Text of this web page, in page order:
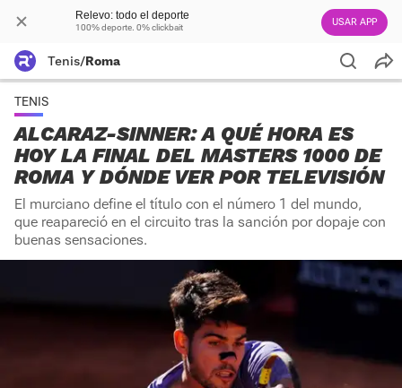
Relevo: todo el deporte
100% deporte. 0% clickbait USAR APP
Tenis/Roma
TENIS
ALCARAZ-SINNER: A QUÉ HORA ES
HOY LA FINAL DEL MASTERS 1000 DE
ROMA Y DÓNDE VER POR TELEVISIÓN
El murciano define el título con el número 1 del mundo,
que reapareció en el circuito tras la sanción por dopaje con
buenas sensaciones.